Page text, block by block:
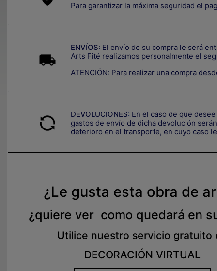
Para garantizar la máxima seguridad el
ENVÍOS: El envío de su compra le será
Arts Fité realizamos personalmente el
ATENCIÓN: Para realizar una compra
DEVOLUCIONES: En el caso de que
gastos de envío de dicha devolución
deterioro en el transporte, en cuyo caso
¿Le gusta esta obra de
¿quiere ver como quedará en
Utilice nuestro servicio gratuito
DECORACIÓN VIRTUAL